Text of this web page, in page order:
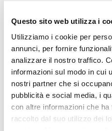
Questo sito web utilizza i
Utilizziamo i cookie per
annunci, per fornire
analizzare il nostro traffico.
informazioni sul modo in cui
nostri partner che si
pubblicità e social media, i
con altre informazioni che
raccolto dal suo utilizzo dei